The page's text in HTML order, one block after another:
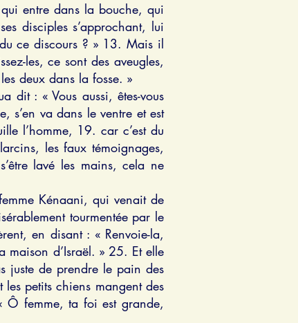
entre dans la bouche, qui
disciples s’approchant, lui
ce discours ? » 13. Mais il
les, ce sont des aveugles,
deux dans la fosse. »
dit : « Vous aussi, êtes-vous
s’en va dans le ventre et est
l’homme, 19. car c’est du
les faux témoignages,
lavé les mains, cela ne
Kénaani, qui venait de
tourmentée par le
en disant : « Renvoie-la,
maison d’Israël. » 25. Et elle
juste de prendre le pain des
petits chiens mangent des
Ô femme, ta foi est grande,